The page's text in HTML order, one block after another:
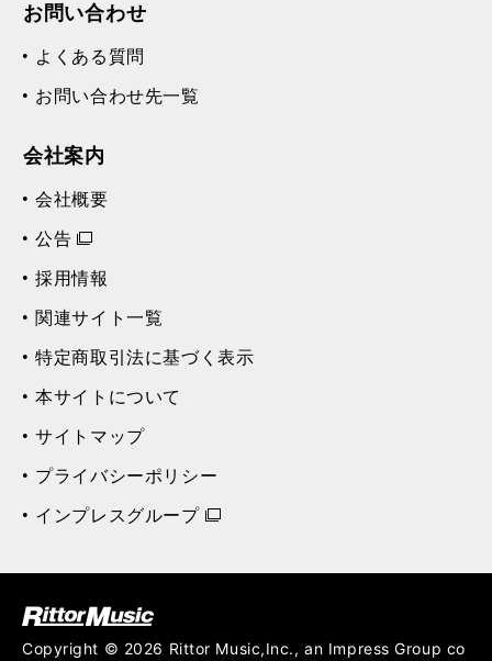
お問い合わせ
よくある質問
お問い合わせ先一覧
会社案内
会社概要
公告
採用情報
関連サイト一覧
特定商取引法に基づく表示
本サイトについて
サイトマップ
プライバシーポリシー
インプレスグループ
ジック (Rittor Musi
Copyright © 2026 Rittor Music,Inc., an Impress Group co